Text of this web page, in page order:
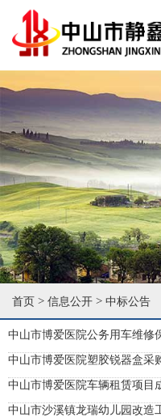
首页 > 信息公开 > 中标公告
中山市博爱医院公务用车维修
中山市博爱医院塑胶锐器盒采
中山市博爱医院车辆租赁项目
中山市沙溪镇龙瑞幼儿园改造